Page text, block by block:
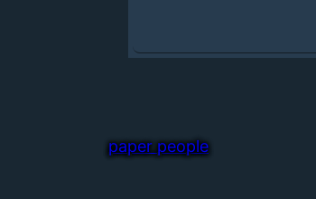
paper people